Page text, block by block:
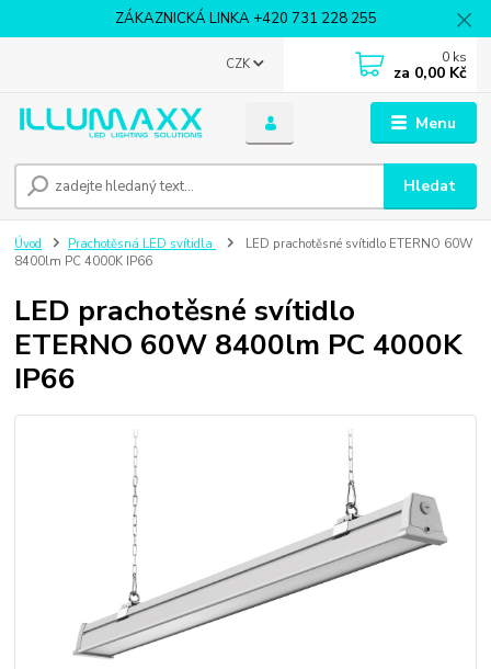
ZÁKAZNICKÁ LINKA +420 731 228 255
Menu
CZK
Hledat
0 ks
za 0,00 Kč
Úvod Prachotěsná LED svítidla
LED prachotěsné svítidlo ETERNO 60W
8400lm PC 4000K IP66
LED prachotěsné svítidlo
ETERNO 60W 8400lm PC 4000K
IP66